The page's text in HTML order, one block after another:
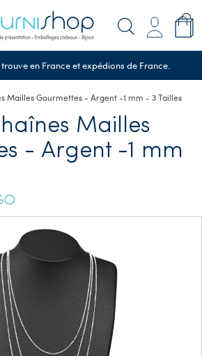
en France et expédions de France.
Mailles Gourmettes - Argent -1 mm - 3 Tailles
Mailles
- Argent -1 mm